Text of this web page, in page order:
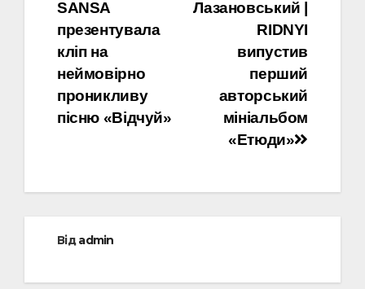
записів
Лазановський |
RIDNYI
випустив
перший
авторський
мініальбом
«Етюди»
SANSA
презентувала
кліп на
неймовірно
проникливу
пісню «Відчуй»
Відadmin